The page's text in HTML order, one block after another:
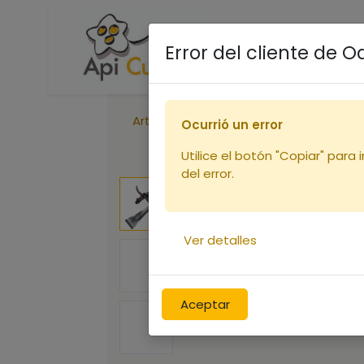
Accueil Boutique
Articles Lève cadres pince tout inox
Error del cliente de
Aceptar
Ocurrió un error
Utilice el botón "Copiar" para
del error.
Ver detalles